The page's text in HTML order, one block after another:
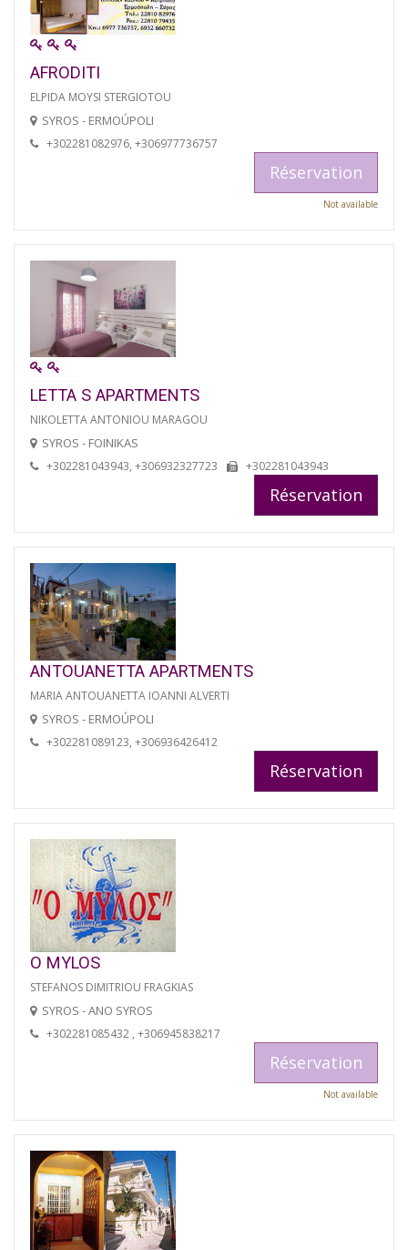
AFRODITI
ELPIDA MOYSI STERGIOTOU
SYROS - ERMOÚPOLI
+302281082976, +306977736757
Réservation
Not available
LETTA S APARTMENTS
NIKOLETTA ANTONIOU MARAGOU
SYROS - FOINIKAS
+302281043943, +306932327723 +302281043943
Réservation
ANTOUANETTA APARTMENTS
MARIA ANTOUANETTA IOANNI ALVERTI
SYROS - ERMOÚPOLI
+302281089123, +306936426412
Réservation
O MYLOS
STEFANOS DIMITRIOU FRAGKIAS
SYROS - ANO SYROS
+302281085432 , +306945838217
Réservation
Not available